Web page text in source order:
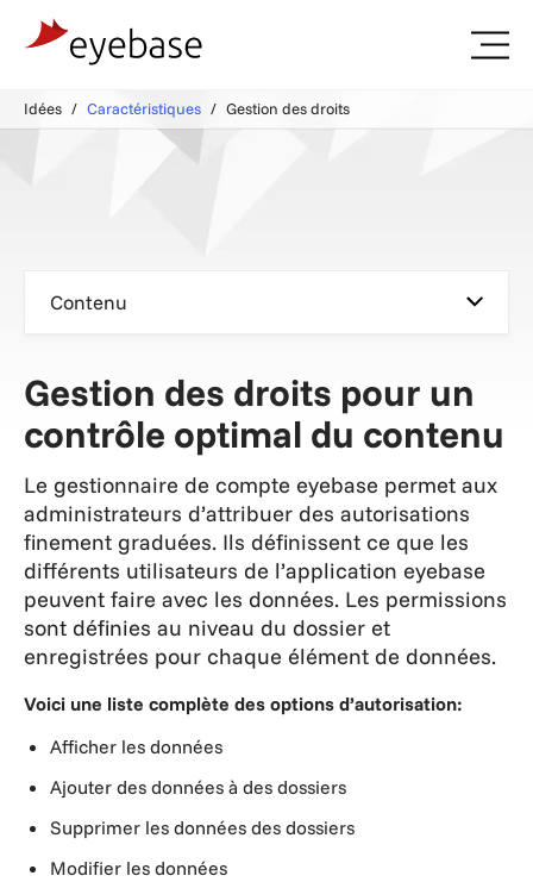
Idées Caractéristiques Gestion des droits
Gestion des droits pour un
contrôle optimal du contenu
Le gestionnaire de compte eyebase permet aux
administrateurs d’attribuer des autorisations
finement graduées. Ils définissent ce que les
différents utilisateurs de l’application eyebase
peuvent faire avec les données. Les permissions
sont définies au niveau du dossier et
enregistrées pour chaque élément de données.
Voici une liste complète des options d’autorisation:
Afficher les données
Ajouter des données à des dossiers
Supprimer les données des dossiers
Modifier les données
Contenu